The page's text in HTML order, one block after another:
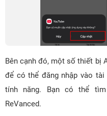
Bên cạnh đó, một số thiết bị
để có thể đăng nhập vào
tính năng. Bạn có thể
ReVanced.